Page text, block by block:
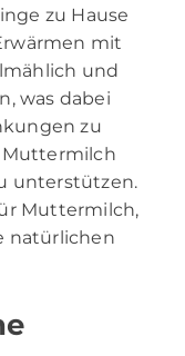
zu Hause
mit
und
was dabei
zu
Muttermilch
unterstützen.
Muttermilch,
natürlichen